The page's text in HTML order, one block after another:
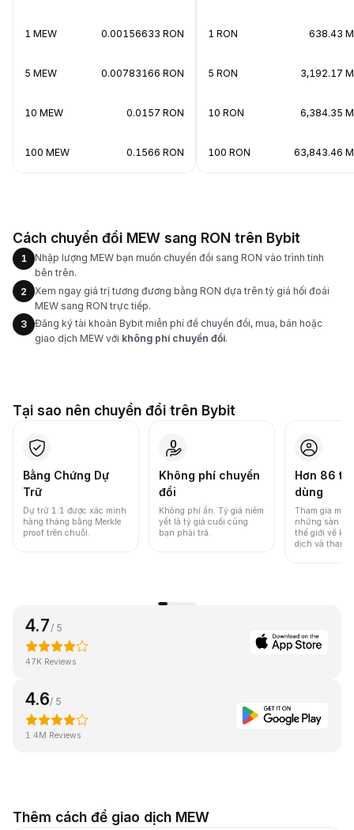
1 MEW 0.00156633 RON
5 MEW 0.00783166 RON
10 MEW 0.0157 RON
100 MEW 0.1566 RON
1 RON 638.43
5 RON 3,192.17
10 RON 6,384.35
100 RON 63,843.46
Cách chuyển đổi MEW sang RON trên Bybit
1
Nhập lượng MEW bạn muốn chuyển đổi sang RON vào trình tính
bên trên.
2
Xem ngay giá trị tương đương bằng RON dựa trên tỷ giá hối đoái
MEW sang RON trực tiếp.
3
Đăng ký tài khoản Bybit miễn phí để chuyển đổi, mua, bán hoặc
giao dịch MEW với không phí chuyển đổi.
Tại sao nên chuyển đổi trên Bybit
Bằng Chứng Dự
Trữ
Dự trữ 1:1 được xác minh
hàng tháng bằng Merkle
proof trên chuỗi.
Không phí chuyển
đổi
Không phí ẩn. Tỷ giá niêm
yết là tỷ giá cuối cùng
bạn phải trả.
Hơn 86
dùng
Tham gia một
những sàn
thế giới về
dịch và thanh
4.7/ 5
47K Reviews
4.6/ 5
1.4M Reviews
Thêm cách để giao dịch MEW